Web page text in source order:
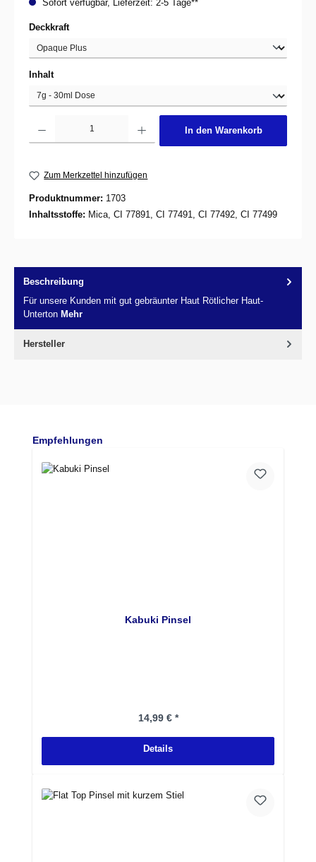
Sofort verfügbar, Lieferzeit: 2-5 Tage**
Deckkraftauswählen
Inhaltauswählen
In den Warenkorb
Zum Merkzettel hinzufügen
Produktnummer: 1703
Inhaltsstoffe: Mica, CI 77891, CI 77491, CI 77492, CI 77499
Beschreibung
Für unsere Kunden mit gut gebräunter Haut Rötlicher Haut-
Unterton Mehr
Hersteller
Produktgalerie überspringen
Empfehlungen
Kabuki Pinsel
Regulärer Preis:
14,99 € *
Details